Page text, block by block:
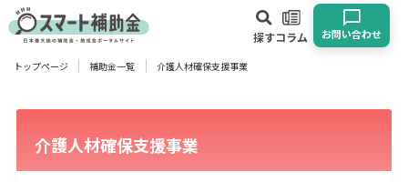
探すコラム お問い合わせ
対象
企業 団体 個人 その他
トップページ 補助金一覧 介護人材確保支援事業
介護人材確保支援事業